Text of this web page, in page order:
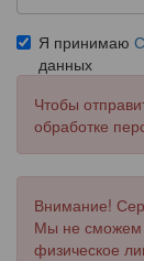
Я принимаю
данных
Чтобы
обработке
Внимание!
Мы не сможем
физическое